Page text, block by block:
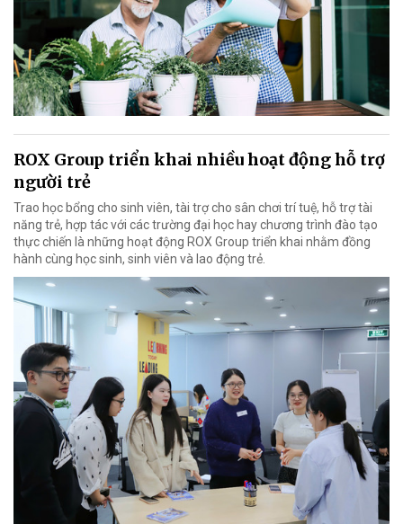
ROX Group triển khai nhiều hoạt động hỗ trợ
người trẻ
Trao học bổng cho sinh viên, tài trợ cho sân chơi trí tuệ, hỗ trợ tài
năng trẻ, hợp tác với các trường đại học hay chương trình đào tạo
thực chiến là những hoạt động ROX Group triển khai nhằm đồng
hành cùng học sinh, sinh viên và lao động trẻ.